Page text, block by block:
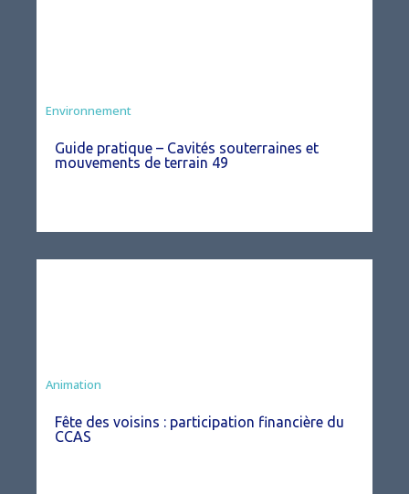
Environnement
Guide pratique – Cavités souterraines et
mouvements de terrain 49
Animation
Fête des voisins : participation financière du
CCAS